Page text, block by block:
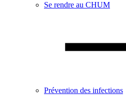
Se rendre au CHUM
Prévention des infections